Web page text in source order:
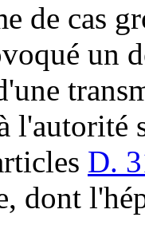
de cas
un
l'autorité
D.
dont